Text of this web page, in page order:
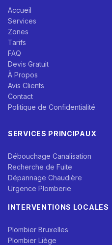
Accueil
Services
Zones
Tarifs
FAQ
Devis Gratuit
À Propos
Avis Clients
Contact
Politique de Confidentialité
SERVICES PRINCIPAUX
Débouchage Canalisation
Recherche de Fuite
Dépannage Chaudière
Urgence Plomberie
INTERVENTIONS LOCALES
Plombier Bruxelles
Plombier Liège